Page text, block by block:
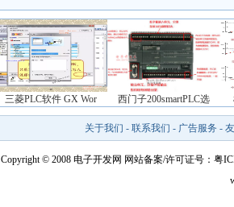
三菱PLC软件 GX Wor 西门子200smartPLC选
关于我们 - 联系我们 - 广告服务 -
Copyright © 2008 电子开发网 网站备案/许可证号：粤